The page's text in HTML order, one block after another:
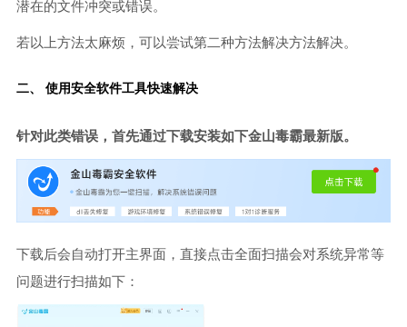
潜在的文件冲突或错误。
若以上方法太麻烦，可以尝试第二种方法解决方法解决。
二、 使用安全软件工具快速解决
针对此类错误，首先通过下载安装如下金山毒霸最新版。
下载后会自动打开主界面，直接点击全面扫描会对系统异常等
问题进行扫描如下：